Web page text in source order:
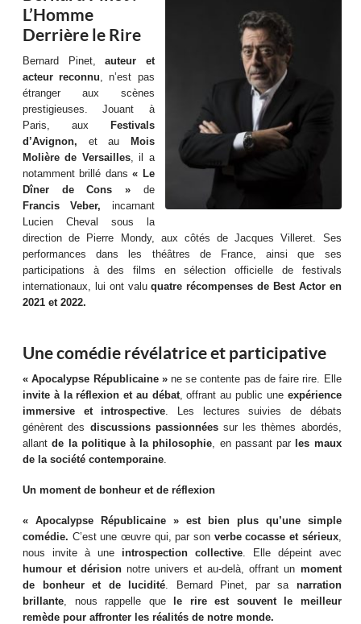
L’Homme
Derrière le Rire
Bernard Pinet,auteur et
acteur reconnu, n’est pas
étranger aux scènes
prestigieuses. Jouant à
Paris, aux
Festivals
d’Avignon, et au
Mois
Molière de Versailles, il a
notamment brillé dans« Le
Dîner de Cons »de
Francis Veber, incarnant
Lucien Cheval sous la
direction de Pierre Mondy, aux côtés de Jacques Villeret. Ses
performances dans les théâtres de France, ainsi que ses
participations à des films en sélection officielle de festivals
internationaux, lui ont valuquatre récompenses de Best Actor en
2021 et 2022.
Une comédie révélatrice et participative
« Apocalypse Républicaine »ne se contente pas de faire rire. Elle
invite à la réflexion et au débat, offrant au public une expérience
immersive et introspective. Les lectures suivies de débats
génèrent des discussions passionnées sur les thèmes abordés,
allantde la politique à la philosophie, en passant par les maux
de la société contemporaine.
Un moment de bonheur et de réflexion
« Apocalypse Républicaine » est bien plus qu’une simple
comédie. C’est une œuvre qui, par son verbe cocasse et sérieux,
nous invite à une introspection collective. Elle dépeint avec
humour et dérisionnotre univers et au-delà, offrant un moment
de bonheur et de lucidité. Bernard Pinet, par sa narration
brillante, nous rappelle que
le rire est souvent le meilleur
remède pour affronter les réalités de notre monde.